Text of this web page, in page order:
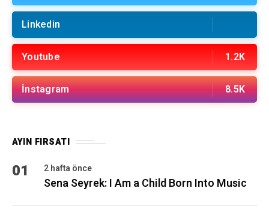
Linkedin
Youtube 1.2K
İnstagram 8.5K
AYIN FIRSATI
01 2 hafta önce
Sena Seyrek: I Am a Child Born Into Music